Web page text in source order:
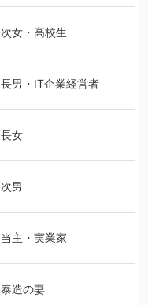
次女・高校生
長男・IT企業経営者
長女
次男
当主・実業家
泰造の妻